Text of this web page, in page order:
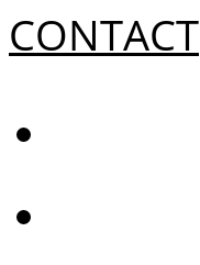
CONTACT